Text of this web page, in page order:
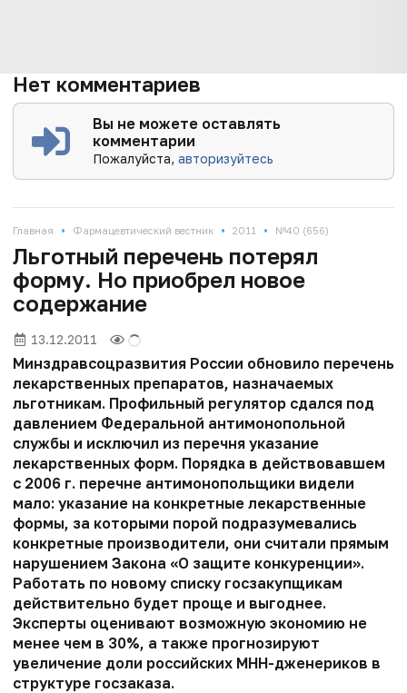
Нет комментариев
Вы не можете оставлять
комментарии
Пожалуйста,авторизуйтесь
Главная • Фармацевтический вестник • 2011 • №40 (656)
Льготный перечень потерял
форму. Но приобрел новое
содержание
13.12.2011
Минздравсоцразвития России обновило перечень
лекарственных препаратов, назначаемых
льготникам. Профильный регулятор сдался под
давлением Федеральной антимонопольной
службы и исключил из перечня указание
лекарственных форм. Порядка в действовавшем
с 2006 г. перечне антимонопольщики видели
мало: указание на конкретные лекарственные
формы, за которыми порой подразумевались
конкретные производители, они считали прямым
нарушением Закона «О защите конкуренции».
Работать по новому списку госзакупщикам
действительно будет проще и выгоднее.
Эксперты оценивают возможную экономию не
менее чем в 30%, а также прогнозируют
увеличение доли российских МНН-дженериков в
структуре госзаказа.